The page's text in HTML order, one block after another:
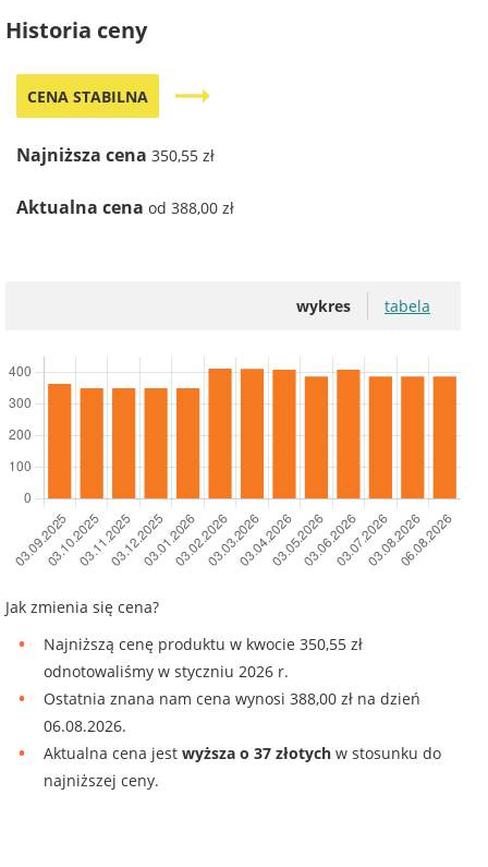
Historia ceny
CENA STABILNA trending_flat
Najniższa cena 350,55 zł
Aktualna cena od 388,00 zł
wykres tabela
Jak zmienia się cena?
Najniższą cenę produktu w kwocie 350,55 zł
odnotowaliśmy w styczniu 2026 r.
Ostatnia znana nam cena wynosi 388,00 zł na dzień
06.08.2026.
Aktualna cena jest wyższa o 37 złotych w stosunku do
najniższej ceny.